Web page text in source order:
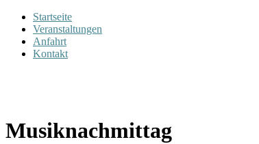
Startseite
Veranstaltungen
Anfahrt
Kontakt
Musiknachmittag